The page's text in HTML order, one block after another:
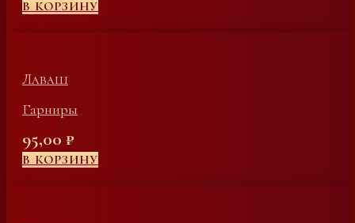
В КОРЗИНУ
Лаваш
Гарниры
95,00 ₽
В КОРЗИНУ